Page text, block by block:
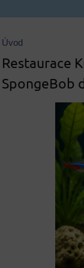
Úvod
Restaurace
SpongeBob